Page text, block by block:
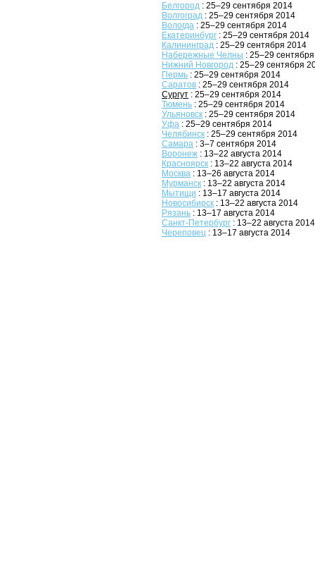
Белгород : 25–29 сентября 2014
Волгоград : 25–29 сентября 2014
Вологда : 25–29 сентября 2014
Екатеринбург : 25–29 сентября 2014
Калининград : 25–29 сентября 2014
Набережные Челны : 25–29
Нижний Новгород : 25–29 сентября
Пермь : 25–29 сентября 2014
Саратов : 25–29 сентября 2014
Сургут : 25–29 сентября 2014
Тюмень : 25–29 сентября 2014
Ульяновск : 25–29 сентября 2014
Уфа : 25–29 сентября 2014
Челябинск : 25–29 сентября 2014
Самара : 3–7 сентября 2014
Воронеж : 13–22 августа 2014
Красноярск : 13–22 августа 2014
Москва : 13–26 августа 2014
Мурманск : 13–22 августа 2014
Мытищи : 13–17 августа 2014
Новосибирск : 13–22 августа 2014
Рязань : 13–17 августа 2014
Санкт-Петербург : 13–22 августа 2014
Череповец : 13–17 августа 2014